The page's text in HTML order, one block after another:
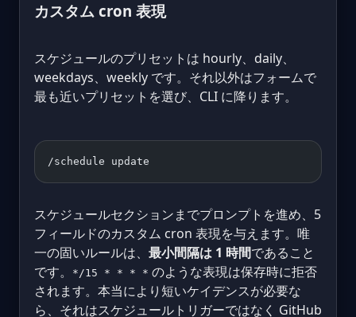
カスタム cron 表現
スケジュールのプリセットは hourly、daily、
weekdays、weekly です。それ以外はフォームで
最も近いプリセットを選び、CLI に降ります。
/schedule update
スケジュールセクションまでプロンプトを進め、5
フィールドのカスタム cron 表現を与えます。唯
一の固いルールは、 最小間隔は 1 時間であること
です。
*/15 * * * * のような表現は保存時に拒否
されます。本当により短いケイデンスが必要な
ら、それはスケジュールトリガーではなく GitHub